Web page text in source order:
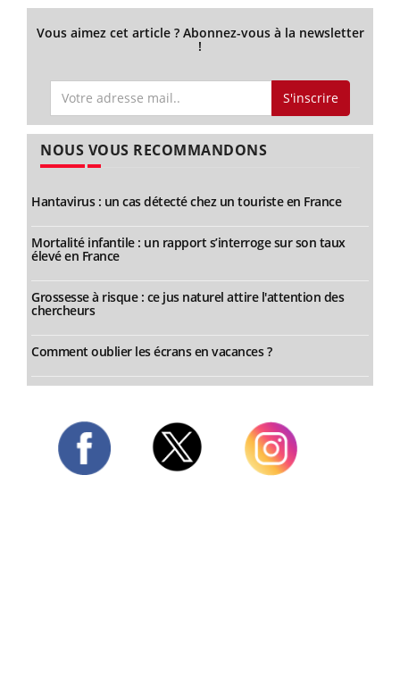
Vous aimez cet article ? Abonnez-vous à la newsletter
!
S'inscrire
NOUS VOUS RECOMMANDONS
Hantavirus : un cas détecté chez un touriste en France
Mortalité infantile : un rapport s’interroge sur son taux
élevé en France
Grossesse à risque : ce jus naturel attire l'attention des
chercheurs
Comment oublier les écrans en vacances ?